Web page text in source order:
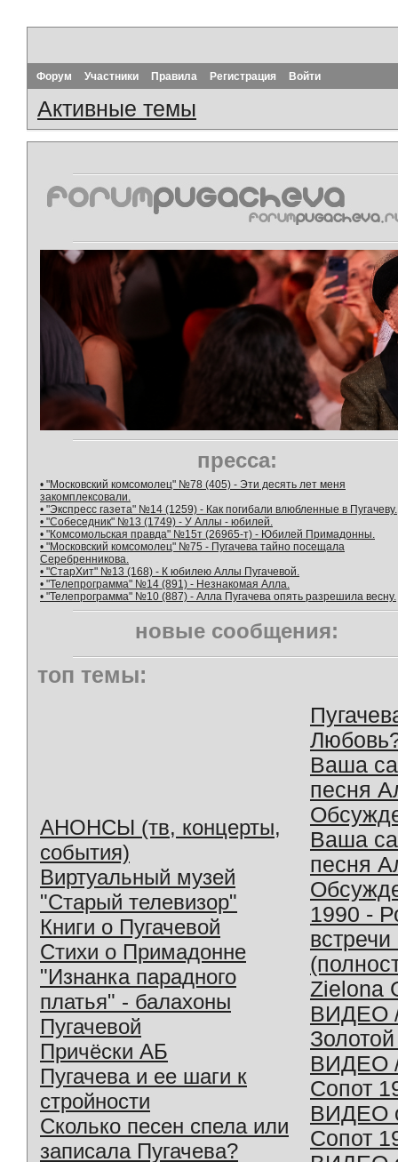
Форум Участники Правила Регистрация Войти
Активные темы
пресса:
• "Московский комсомолец" №78 (405) - Эти десять лет меня
закомплексовали.
• "Экспресс газета" №14 (1259) - Как погибали влюбленные в Пугачеву.
• "Собеседник" №13 (1749) - У Аллы - юбилей.
• "Комсомольская правда" №15т (26965-т) - Юбилей Примадонны.
• "Московский комсомолец" №75 - Пугачева тайно посещала
Серебренникова.
• "СтарХит" №13 (168) - К юбилею Аллы Пугачевой.
• "Телепрограмма" №14 (891) - Незнакомая Алла.
• "Телепрограмма" №10 (887) - Алла Пугачева опять разрешила весну.
новые сообщения:
топ темы:
АНОНСЫ (тв, концерты,
события)
Виртуальный музей
"Старый телевизор"
Книги о Пугачевой
Стихи о Примадонне
"Изнанка парадного
платья" - балахоны
Пугачевой
Причёски АБ
Пугачева и ее шаги к
стройности
Сколько песен спела или
записала Пугачева?
Ваша
песня
Ваша
песня
1990 -
Zielona
ВИДЕО
ВИДЕО
Сопот
ВИДЕО
Сопот